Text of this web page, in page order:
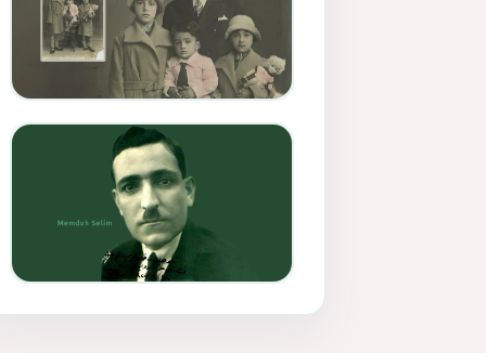
Mihemed Mîhrî Hîlav ji
afirênerên rewşenbîriya
Memduh Selim ve Xoybûn